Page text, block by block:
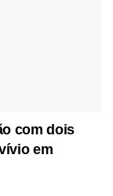
com dois
em